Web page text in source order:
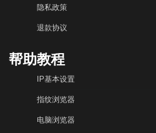
隐私政策
退款协议
帮助教程
IP基本设置
指纹浏览器
电脑浏览器